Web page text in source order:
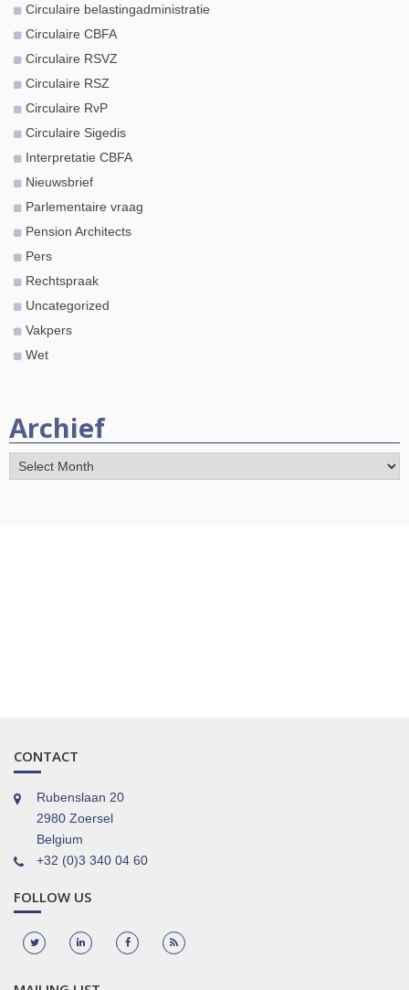
Circulaire belastingadministratie
Circulaire CBFA
Circulaire RSVZ
Circulaire RSZ
Circulaire RvP
Circulaire Sigedis
Interpretatie CBFA
Nieuwsbrief
Parlementaire vraag
Pension Architects
Pers
Rechtspraak
Uncategorized
Vakpers
Wet
Archief
Archief
CONTACT
Rubenslaan 20
2980 Zoersel
Belgium
+32 (0)3 340 04 60
FOLLOW US